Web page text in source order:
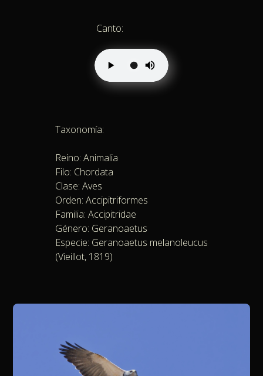
Canto:
Taxonomía:
Reino: Animalia
Filo: Chordata
Clase: Aves
Orden: Accipitriformes
Familia: Accipitridae
Género: Geranoaetus
Especie: Geranoaetus melanoleucus
(Vieillot, 1819)